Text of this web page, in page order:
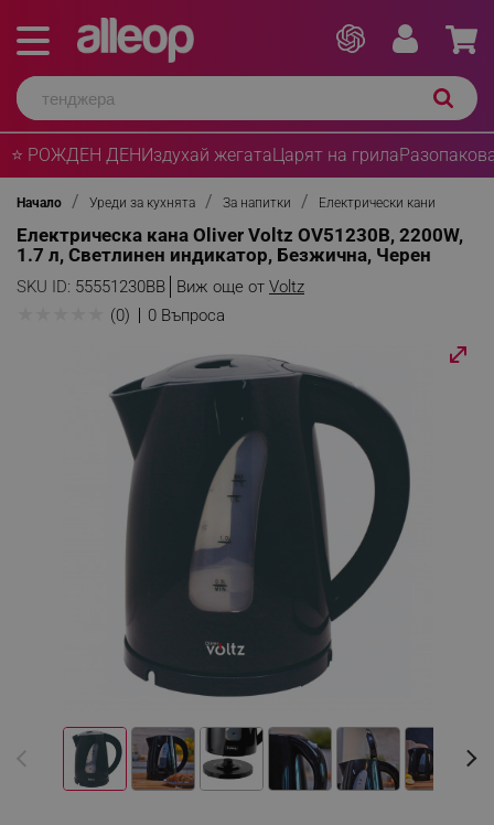
⭐ РОЖДЕН ДЕНИздухай жегатаЦарят на грила
Начало Уреди за кухнята За напитки Електрически кани
Електрическа кана Oliver Voltz OV51230B, 2200W,
1.7 л, Светлинен индикатор, Безжична, Черен
SKU ID: 55551230BB Виж още от Voltz
(0) 0 Въпроса